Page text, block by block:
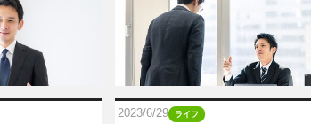
2023/6/29 ライフ